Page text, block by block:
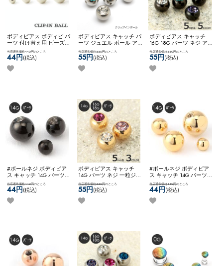
ボディピアス ボディピ パ
ーツ 付け替え用 ビーズリ
ング 定番 スタンダード
4mm 5mm 6mm 8mm ネ
コポスOKスペアクリップ
インボール (シルバー)
当店通常価格440円のところ
44円(税込)
ボディピアス キャッチ パ
ーツ ジュエル ボール ア
レンジ カスタム コーディ
ネート 可愛い かわいい
ネコポスOK
クリップインボール
当店通常価格550円のところ
55円(税込)
ボディピアス キャッチ
16G 18G パーツ ネジ アレ
ンジ カスタム コーディネ
ート ブラック 黒 ネコポ
スOK一粒ジュエルネジ
当店通常価格550円のところ
55円(税込)
#ボールネジ ボディピア
ス キャッチ 14G パーツ
ネジ式 軟骨ピアス アレン
ジ カスタム カスタマイズ
ステンレス ネコポスOK
14G ] スペアボールネジ
当店通常価格440円のところ
44円(税込)
ボディピアス キャッチ
14G パーツ ネジ 一粒ジュ
エル ボールネジ アレンジ
カスタム ステンレス ネコ
ポスOK一粒ジュエルネジ
当店通常価格550円のところ
55円(税込)
#ボールネジ ボディピア
ス キャッチ 14G パーツ
ネジ式 軟骨ピアス カスタ
マイズ アレンジ ステンレ
ス ネコポスOK
アボールネジ (ゴールド)
当店通常価格440円のところ
44円(税込)